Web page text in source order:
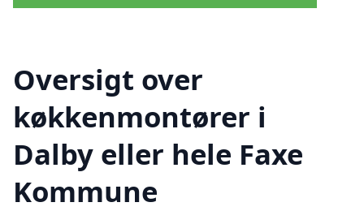
Oversigt over
køkkenmontører i
Dalby eller hele Faxe
Kommune